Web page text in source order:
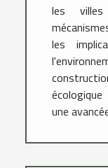
les
les
une